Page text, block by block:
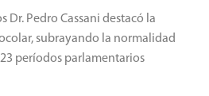
Dr. Pedro Cassani destacó la
subrayando la normalidad
períodos parlamentarios